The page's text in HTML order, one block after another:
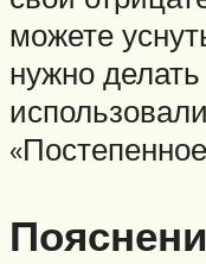
можете
нужно